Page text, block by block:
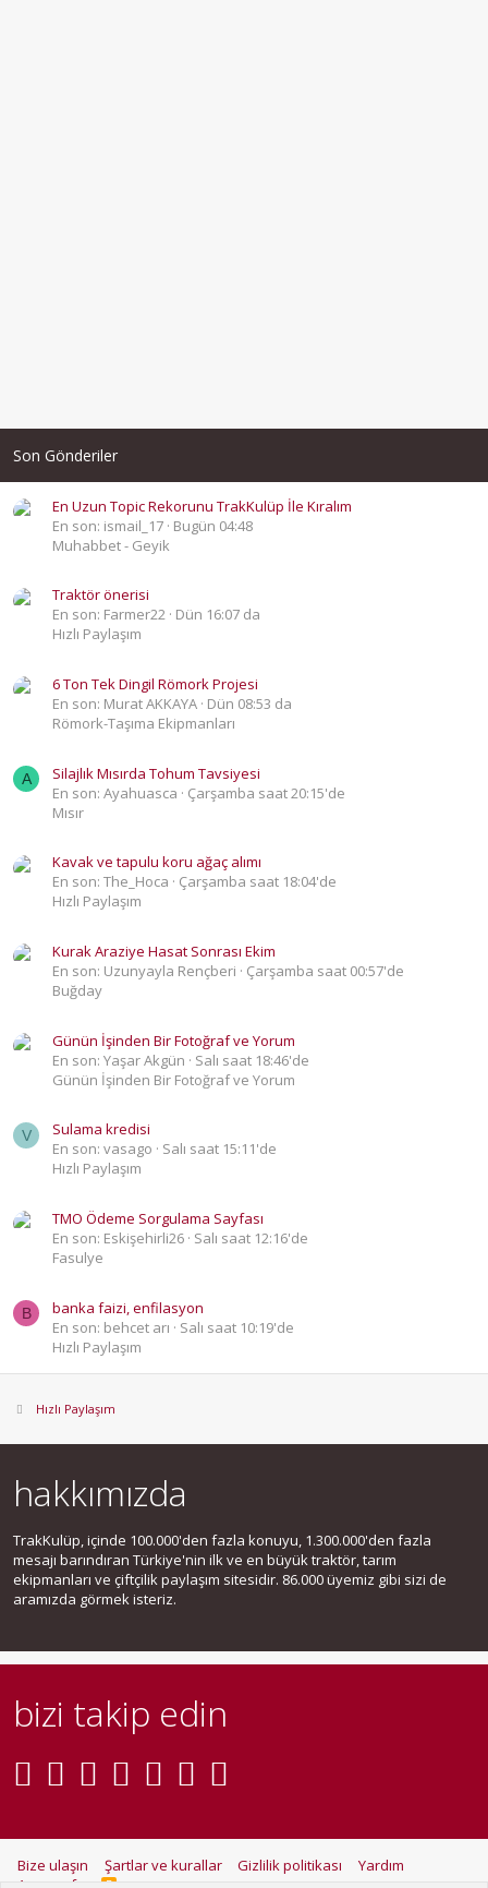
Son Gönderiler
En Uzun Topic Rekorunu TrakKulüp İle Kıralım
En son: ismail_17 Bugün 04:48
Muhabbet - Geyik
Traktör önerisi
En son: Farmer22 Dün 16:07 da
Hızlı Paylaşım
6 Ton Tek Dingil Römork Projesi
En son: Murat AKKAYA Dün 08:53 da
Römork-Taşıma Ekipmanları
A
Silajlık Mısırda Tohum Tavsiyesi
En son: Ayahuasca
Çarşamba saat 20:15'de
Mısır
Kavak ve tapulu koru ağaç alımı
En son: The_Hoca
Çarşamba saat 18:04'de
Hızlı Paylaşım
Kurak Araziye Hasat Sonrası Ekim
En son: Uzunyayla Rençberi
Çarşamba saat 00:57'de
Buğday
Günün İşinden Bir Fotoğraf ve Yorum
En son: Yaşar Akgün
Salı saat 18:46'de
Günün İşinden Bir Fotoğraf ve Yorum
V
Sulama kredisi
En son: vasago
Salı saat 15:11'de
Hızlı Paylaşım
TMO Ödeme Sorgulama Sayfası
En son: Eskişehirli26 Salı saat 12:16'de
Fasulye
B
banka faizi, enfilasyon
En son: behcet arı
Salı saat 10:19'de
Hızlı Paylaşım
Hızlı Paylaşım
hakkımızda
TrakKulüp, içinde 100.000'den fazla konuyu, 1.300.000'den fazla
mesajı barındıran Türkiye'nin ilk ve en büyük traktör, tarım
ekipmanları ve çiftçilik paylaşım sitesidir. 86.000 üyemiz gibi sizi de
aramızda görmek isteriz.
bizi takip edin
Bize ulaşın Şartlar ve kurallar Gizlilik politikası
Yardım
R